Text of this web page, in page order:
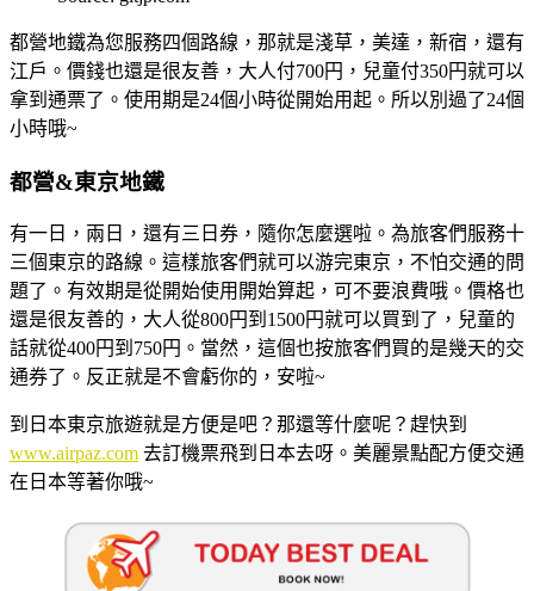
都營地鐵為您服務四個路線，那就是淺草，美達，新宿，還有
江戶。價錢也還是很友善，大人付700円，兒童付350円就可以
拿到通票了。使用期是24個小時從開始用起。所以別過了24個
小時哦~
都營&東京地鐵
有一日，兩日，還有三日券，隨你怎麼選啦。為旅客們服務十
三個東京的路線。這樣旅客們就可以游完東京，不怕交通的問
題了。有效期是從開始使用開始算起，可不要浪費哦。價格也
還是很友善的，大人從800円到1500円就可以買到了，兒童的
話就從400円到750円。當然，這個也按旅客們買的是幾天的交
通券了。反正就是不會虧你的，安啦~
到日本東京旅遊就是方便是吧？那還等什麼呢？趕快到
www.airpaz.com 去訂機票飛到日本去呀。美麗景點配方便交通
在日本等著你哦~